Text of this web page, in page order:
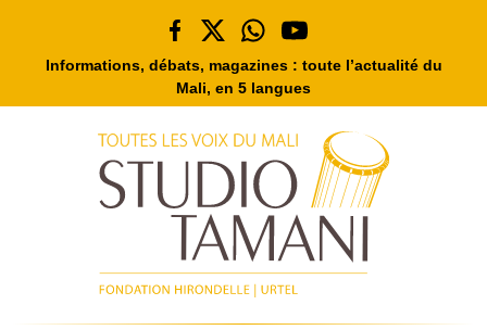
Informations, débats, magazines : toute l’actualité du
Mali, en 5 langues